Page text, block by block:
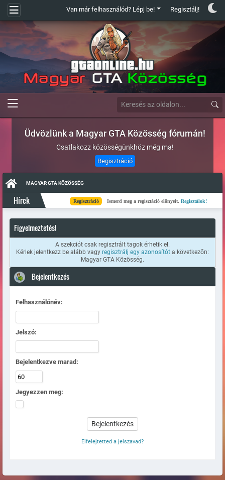
Van már felhasználód? Lépj be! Regisztálj!
Üdvözlünk a Magyar GTA Közösség fórumán!
Csatlakozz közösségünkhöz még ma!
Regisztráció
MAGYAR GTA KÖZÖSSÉG
Hírek Regisztráció Ismerd meg a regisztáció előnyeit.Regisztálok!
Figyelmeztetés!
A szekciót csak regisztrált tagok érhetik el.
Kérlek jelentkezz be alább vagy regisztrálj egy azonosítót a következőn:
Magyar GTA Közösség.
Bejelentkezés
Felhasználónév:
Jelszó:
Bejelentkezve marad:
Jegyezzen meg:
Elfelejtetted a jelszavad?